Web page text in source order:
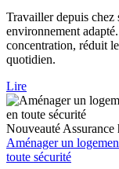
Travailler depuis chez
environnement
concentration, réduit
quotidien.
Lire
Nouveauté Assurance
Aménager un
toute sécurité